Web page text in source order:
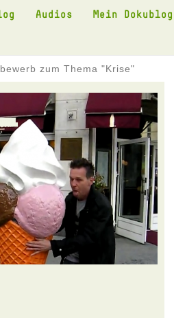
Audios Mein Dokublog
zum Thema "Krise"